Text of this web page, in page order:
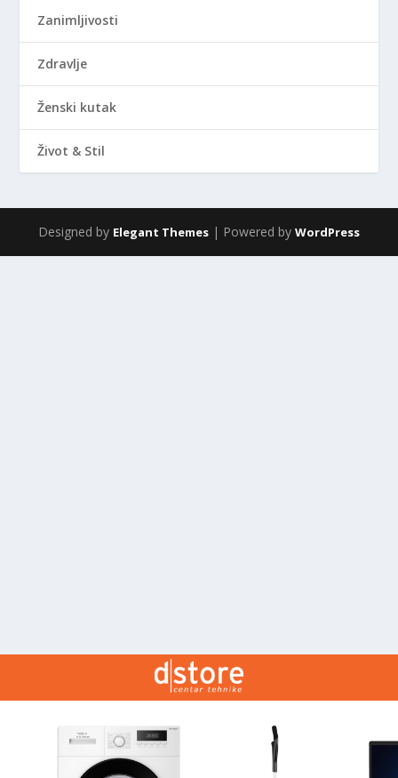
Zanimljivosti
Zdravlje
Ženski kutak
Život & Stil
Designed by Elegant Themes | Powered by WordPress